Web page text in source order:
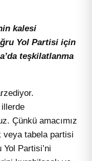
kalesi
Yol Partisi için
teşkilatlanma
illerde
Çünkü amacımız
veya tabela partisi
Partisi’ni